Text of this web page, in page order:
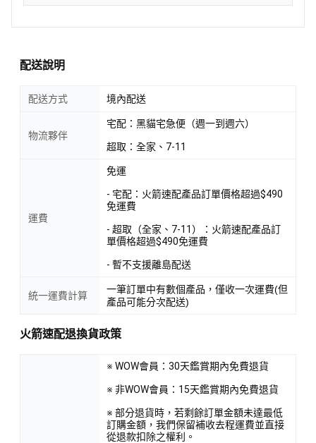
配送說明
配送方式 境內配送
物流夥伴
宅配：黑貓宅急便（週一到週六）
超取：全家、7-11
運費
免運
- 宅配：火箭速配產品訂單價格超過$490
免運費
- 超取（全家、7-11）：火箭速配產品訂
單價格超過$490免運費
- 暫不支援離島配送
統一運費計算
一筆訂單中有數個產品，僅收一次運費(但
產品可能分次配送)
火箭速配退換貨政策
※ WOW會員：30天鑑賞期內免費退貨
※ 非WOW會員：15天鑑賞期內免費退貨
※ 部分退貨時，若剩餘訂單金額未達最低
訂購金額，我們保留補收去程運費並直接
從退款扣除之權利。